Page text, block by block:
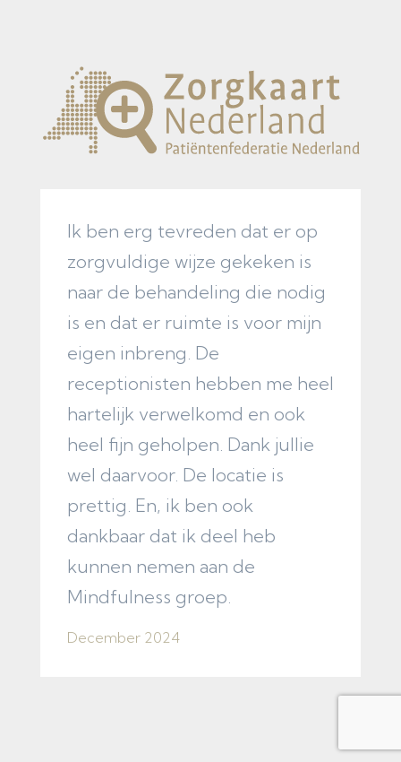
Ik ben erg tevreden dat er op
zorgvuldige wijze gekeken is
naar de behandeling die nodig
is en dat er ruimte is voor mijn
eigen inbreng. De
receptionisten hebben me heel
hartelijk verwelkomd en ook
heel fijn geholpen. Dank jullie
wel daarvoor. De locatie is
prettig. En, ik ben ook
dankbaar dat ik deel heb
kunnen nemen aan de
Mindfulness groep.
December 2024